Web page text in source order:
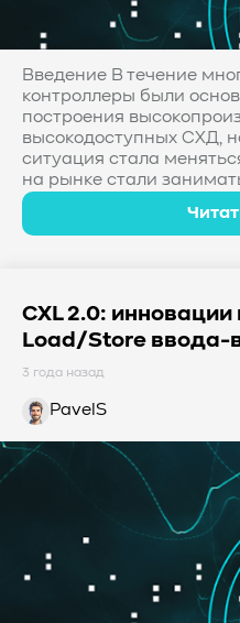
#Western Digital OptiNAND
#Безопасность
#SMR
#NAS
#DM-SMR
#Kioxia
Введение В течение
контроллеры были
построения
высокодоступных СХД,
ситуация стала
на рынке стали
CXL 2.0:
Load/Store ввода-
3 года назад
PavelS